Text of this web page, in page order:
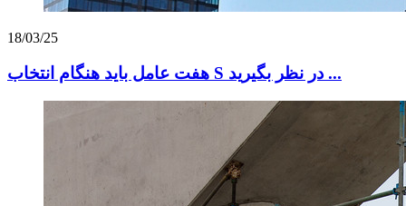
18/03/25
هفت عامل باید هنگام انتخاب S در نظر بگیرید ...